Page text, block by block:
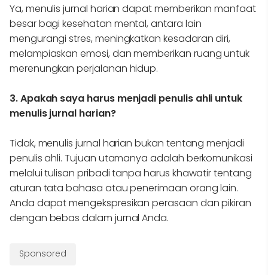
Ya, menulis jurnal harian dapat memberikan manfaat
besar bagi kesehatan mental, antara lain
mengurangi stres, meningkatkan kesadaran diri,
melampiaskan emosi, dan memberikan ruang untuk
merenungkan perjalanan hidup.
3. Apakah saya harus menjadi penulis ahli untuk
menulis jurnal harian?
Tidak, menulis jurnal harian bukan tentang menjadi
penulis ahli. Tujuan utamanya adalah berkomunikasi
melalui tulisan pribadi tanpa harus khawatir tentang
aturan tata bahasa atau penerimaan orang lain.
Anda dapat mengekspresikan perasaan dan pikiran
dengan bebas dalam jurnal Anda.
Sponsored